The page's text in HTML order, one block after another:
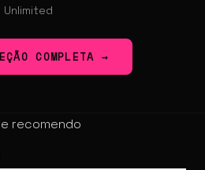
Unlimited
COMPLETA →
recomendo